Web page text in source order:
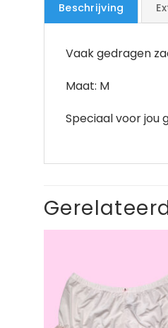
Beschrijving
Vaak gedragen
Maat: M
Speciaal voor jou